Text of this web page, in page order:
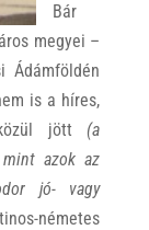
Bár
megyei –
Ádámföldén
is a híres,
jött (a
mint azok az
jó- vagy
németes